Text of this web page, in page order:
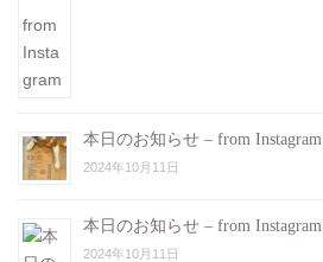
本日のお知らせ – from Instagram
2024年10月11日
本日のお知らせ – from Instagram
2024年10月11日